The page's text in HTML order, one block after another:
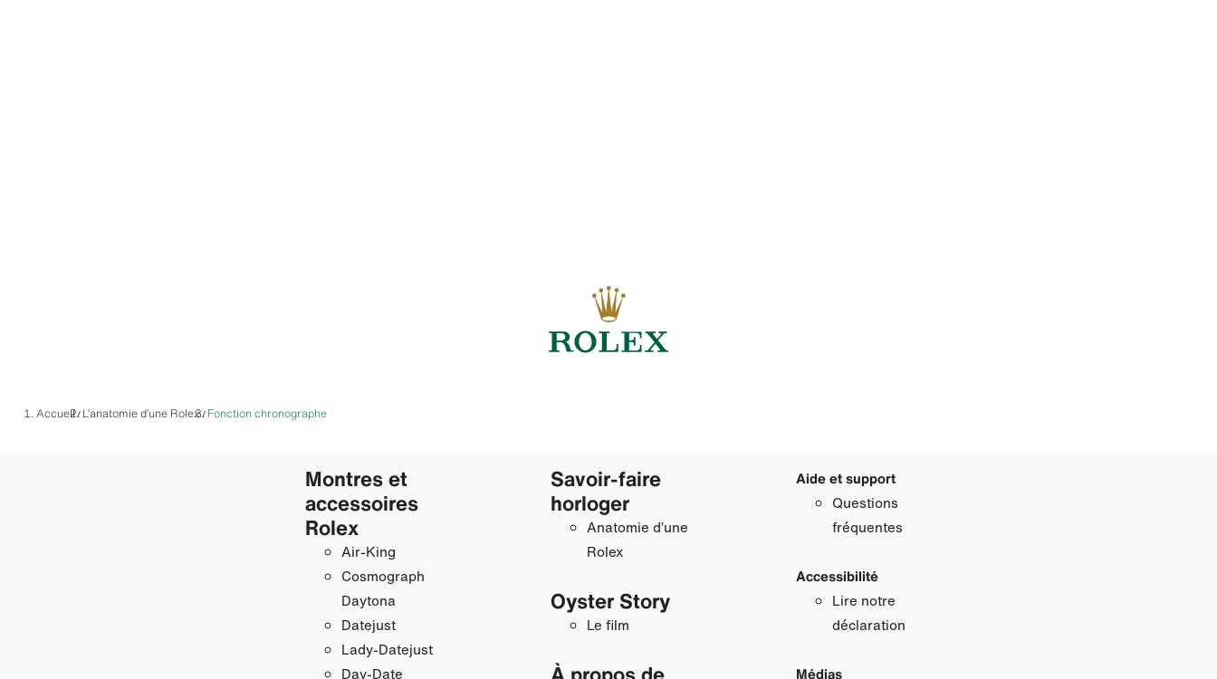
Accueil/ L’anatomie d’une Rolex/ Fonction chronographe
Montres et
accessoires
Rolex
Air‑King
Cosmograph
Daytona
Datejust
Lady‑Datejust
Day‑Date
Savoir‑faire
horloger
Anatomie d’une
Rolex
Oyster Story
Le film
Aide et support
Questions
fréquentes
Accessibilité
Lire notre
déclaration
Médias